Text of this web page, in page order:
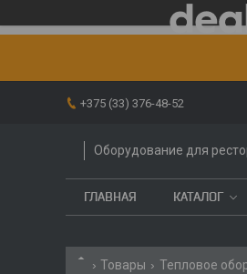
+375 (33) 376-48-52
Оборудование для
ГЛАВНАЯ КАТАЛОГ
Товары Тепловое